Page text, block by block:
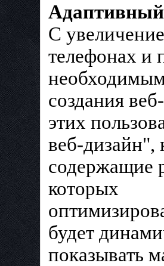
С
телефонах и
создания
этих
веб-дизайн",
содержащие
которых
будет
показывать